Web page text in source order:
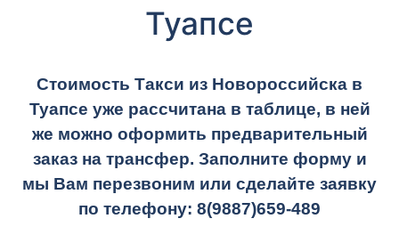
Туапсе
Стоимость Такси из Новороссийска в
Туапсе уже рассчитана в таблице, в ней
же можно оформить предварительный
заказ на трансфер. Заполните форму и
мы Вам перезвоним или сделайте заявку
по телефону: 8(9887)659-489